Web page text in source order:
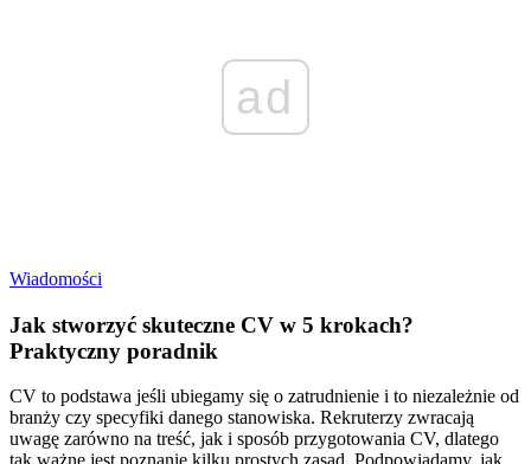
ad
Wiadomości
Jak stworzyć skuteczne CV w 5 krokach?
Praktyczny poradnik
CV to podstawa jeśli ubiegamy się o zatrudnienie i to niezależnie od
branży czy specyfiki danego stanowiska. Rekruterzy zwracają
uwagę zarówno na treść, jak i sposób przygotowania CV, dlatego